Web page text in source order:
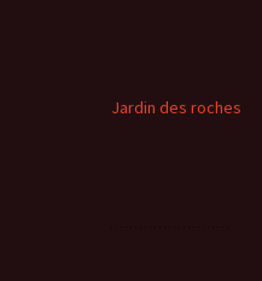
Jardin des roches